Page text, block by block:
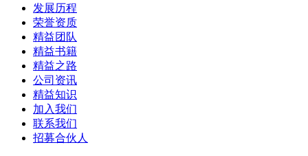
发展历程
荣誉资质
精益团队
精益书籍
精益之路
公司资讯
精益知识
加入我们
联系我们
招募合伙人